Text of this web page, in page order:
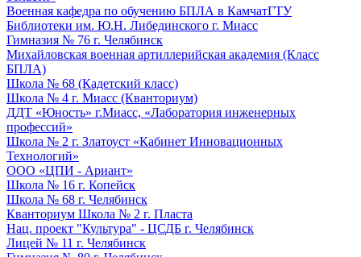
Военная кафедра по обучению БПЛА в КамчатГТУ
Библиотеки им. Ю.Н. Либединского г. Миасс
Гимназия № 76 г. Челябинск
Михайловская военная артиллерийская академия (Класс
БПЛА)
Школа № 68 (Кадетский класс)
Школа № 4 г. Миасс (Кванториум)
ДДТ «Юность» г.Миасс, «Лаборатория инженерных
профессий»
Школа № 2 г. Златоуст «Кабинет Инновационных
Технологий»
ООО «ЦПИ - Ариант»
Школа № 16 г. Копейск
Школа № 68 г. Челябинск
Кванториум Школа № 2 г. Пласта
Нац. проект "Культура" - ЦСДБ г. Челябинск
Лицей № 11 г. Челябинск